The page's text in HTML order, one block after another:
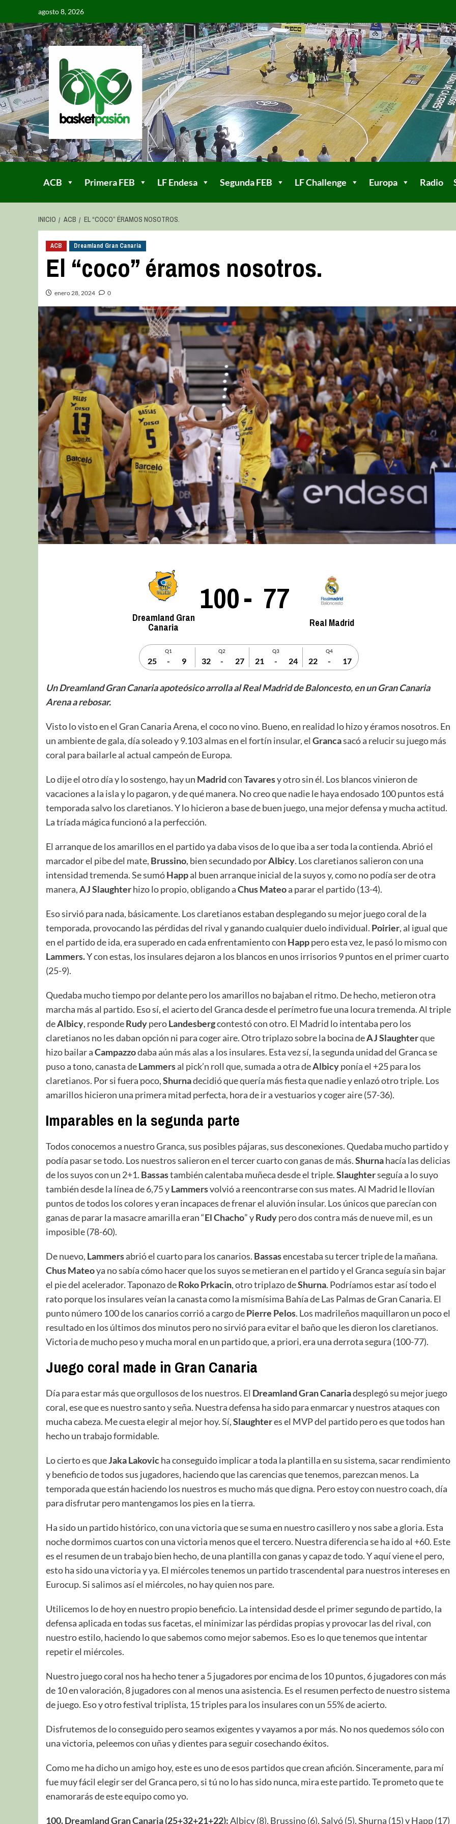
agosto 8, 2026
ACB Primera FEB LF Endesa Segunda FEB LF Challenge Europa Radio
INICIO ACB EL “COCO” ÉRAMOS NOSOTROS.
ACB Dreamland Gran Canaria
El “coco” éramos nosotros.
enero 28, 2024 0
Dreamland Gran
Canaria
100- 77
Real Madrid
Q1
25 - 9
Q2
32 - 27
Q3
21 - 24
Q4
22 - 17
Un Dreamland Gran Canaria apoteósico arrolla al Real Madrid de Baloncesto, en un Gran Canaria
Arena a rebosar.
Visto lo visto en el Gran Canaria Arena, el coco no vino. Bueno, en realidad lo hizo y éramos nosotros. En
un ambiente de gala, día soleado y 9.103 almas en el fortín insular, el Grancasacó a relucir su juego más
coral para bailarle al actual campeón de Europa.
Lo dije el otro día y lo sostengo, hay un MadridconTavaresy otro sin él. Los blancos vinieron de
vacaciones a la isla y lo pagaron, y de qué manera. No creo que nadie le haya endosado 100 puntos está
temporada salvo los claretianos. Y lo hicieron a base de buen juego, una mejor defensa y mucha actitud.
La tríada mágica funcionó a la perfección.
El arranque de los amarillos en el partido ya daba visos de lo que iba a ser toda la contienda. Abrió el
marcador el pibe del mate, Brussino, bien secundado porAlbicy. Los claretianos salieron con una
intensidad tremenda. Se sumóHappal buen arranque inicial de la suyos y, como no podía ser de otra
manera,AJ Slaughterhizo lo propio, obligando aChus Mateoa parar el partido (13-4).
Eso sirvió para nada, básicamente. Los claretianos estaban desplegando su mejor juego coral de la
temporada, provocando las pérdidas del rival y ganando cualquier duelo individual. Poirier, al igual que
en el partido de ida, era superado en cada enfrentamiento con Happpero esta vez, le pasó lo mismo con
Lammers.Y con estas, los insulares dejaron a los blancos en unos irrisorios 9 puntos en el primer cuarto
(25-9).
Quedaba mucho tiempo por delante pero los amarillos no bajaban el ritmo. De hecho, metieron otra
marcha más al partido. Eso sí, el acierto del Granca desde el perímetro fue una locura tremenda. Al triple
deAlbicy, respondeRudyperoLandesbergcontestó con otro. El Madrid lo intentaba pero los
claretianos no les daban opción ni para coger aire. Otro triplazo sobre la bocina deAJ Slaughterque
hizo bailar aCampazzodaba aún más alas a los insulares. Esta vez sí, la segunda unidad del Granca se
puso a tono, canasta deLammersal pick’n roll que, sumada a otra deAlbicyponía el +25 para los
claretianos. Por si fuera poco,Shurnadecidió que quería más fiesta que nadie y enlazó otro triple. Los
amarillos hicieron una primera mitad perfecta, hora de ir a vestuarios y coger aire (57-36).
Imparables en la segunda parte
Todos conocemos a nuestro Granca, sus posibles pájaras, sus desconexiones. Quedaba mucho partido y
podía pasar se todo. Los nuestros salieron en el tercer cuarto con ganas de más.Shurnahacía las delicias
de los suyos con un 2+1. Bassastambién calentaba muñeca desde el triple.Slaughterseguía a lo suyo
también desde la línea de 6,75 yLammersvolvió a reencontrarse con sus mates. Al Madrid le llovían
puntos de todos los colores y eran incapaces de frenar el aluvión insular. Los únicos que parecían con
ganas de parar la masacre amarilla eran “El Chacho” yRudypero dos contra más de nueve mil, es un
imposible (78-60).
De nuevo, Lammersabrió el cuarto para los canarios. Bassasencestaba su tercer triple de la mañana.
Chus Mateoya no sabía cómo hacer que los suyos se metieran en el partido y el Granca seguía sin bajar
el pie del acelerador. Taponazo deRokoPrkacin, otro triplazo deShurna. Podríamos estar así todo el
rato porque los insulares veían la canasta como la mismísima Bahía de Las Palmas de Gran Canaria. El
punto número 100 de los canarios corrió a cargo dePierre Pelos. Los madrileños maquillaron un poco el
resultado en los últimos dos minutos pero no sirvió para evitar el baño que les dieron los claretianos.
Victoria de mucho peso y mucha moral en un partido que, a priori, era una derrota segura (100-77).
Juego coral made in Gran Canaria
Día para estar más que orgullosos de los nuestros. El Dreamland Gran Canariadesplegó su mejor juego
coral, ese que es nuestro santo y seña. Nuestra defensa ha sido para enmarcar y nuestros ataques con
mucha cabeza. Me cuesta elegir al mejor hoy. Sí,Slaughteres el MVP del partido pero es que todos han
hecho un trabajo formidable.
Lo cierto es queJaka Lakovicha conseguido implicar a toda la plantilla en su sistema, sacar rendimiento
y beneficio de todos sus jugadores, haciendo que las carencias que tenemos, parezcan menos. La
temporada que están haciendo los nuestros es mucho más que digna. Pero estoy con nuestro coach, día
para disfrutar pero mantengamos los pies en la tierra.
Ha sido un partido histórico, con una victoria que se suma en nuestro casillero y nos sabe a gloria. Esta
noche dormimos cuartos con una victoria menos que el tercero. Nuestra diferencia se ha ido al +60. Este
es el resumen de un trabajo bien hecho, de una plantilla con ganas y capaz de todo. Y aquí viene el pero,
esto ha sido una victoria y ya. El miércoles tenemos un partido trascendental para nuestros intereses en
Eurocup. Si salimos así el miércoles, no hay quien nos pare.
Utilicemos lo de hoy en nuestro propio beneficio. La intensidad desde el primer segundo de partido, la
defensa aplicada en todas sus facetas, el minimizar las pérdidas propias y provocar las del rival, con
nuestro estilo, haciendo lo que sabemos como mejor sabemos. Eso es lo que tenemos que intentar
repetir el miércoles.
Nuestro juego coral nos ha hecho tener a 5 jugadores por encima de los 10 puntos, 6 jugadores con más
de 10 en valoración, 8 jugadores con al menos una asistencia. Es el resumen perfecto de nuestro sistema
de juego. Eso y otro festival triplista, 15 triples para los insulares con un 55% de acierto.
Disfrutemos de lo conseguido pero seamos exigentes y vayamos a por más. No nos quedemos sólo con
una victoria, peleemos con uñas y dientes para seguir cosechando éxitos.
Como me ha dicho un amigo hoy, este es uno de esos partidos que crean afición. Sinceramente, para mí
fue muy fácil elegir ser del Granca pero, si tú no lo has sido nunca, mira este partido. Te prometo que te
enamorarás de este equipo como yo.
100. Dreamland Gran Canaria (25+32+21+22):Albicy (8), Brussino (6), Salvó (5), Shurna (15) y Happ (17)
La entrevista bTactic
La entrevista bTactic
que el próximo 20 de mayo celebramos nuestro
cuarto cumpleaños. Y todo crecimiento conlleva
sus cambios. Cambio que...
Leer más